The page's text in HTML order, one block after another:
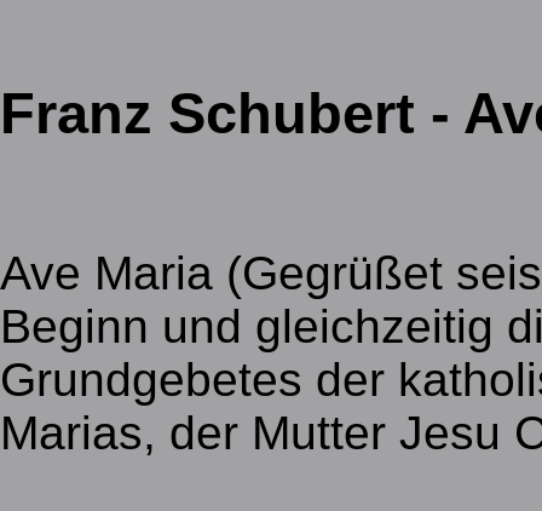
Franz Schubert -
Ave Maria (Gegrüßet
Beginn und gleichzeitig
Grundgebetes der
Marias, der Mutter Jesu